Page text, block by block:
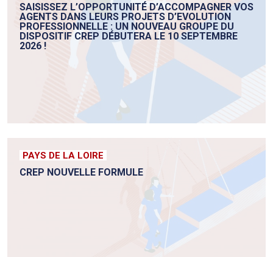
SAISISSEZ L’OPPORTUNITÉ D’ACCOMPAGNER VOS
AGENTS DANS LEURS PROJETS D’EVOLUTION
PROFESSIONNELLE : UN NOUVEAU GROUPE DU
DISPOSITIF CREP DÉBUTERA LE 10 SEPTEMBRE
2026 !
PAYS DE LA LOIRE
CREP NOUVELLE FORMULE